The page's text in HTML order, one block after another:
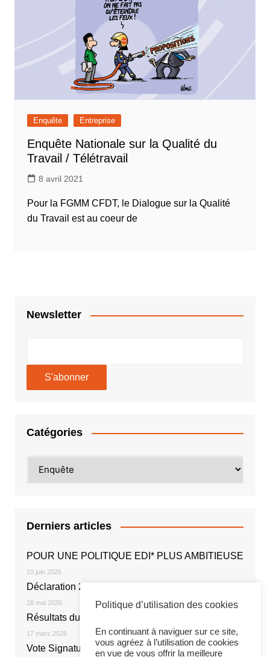
Enquête Entreprise
Enquête Nationale sur la Qualité du
Travail / Télétravail
8 avril 2021
Pour la FGMM CFDT, le Dialogue sur la Qualité
du Travail est au coeur de
Newsletter
Catégories
Derniers articles
POUR UNE POLITIQUE EDI* PLUS AMBITIEUSE
10 juin 2026
Déclaration 2026
18 mai 2026
Résultats du vote électronique
17 mars 2026
Vote Signature de l’Accord NOE 2026
Politique d’utilisation des cookies
En continuant à naviguer sur ce site,
vous agréez à l’utilisation de cookies
en vue de vous offrir la meilleure